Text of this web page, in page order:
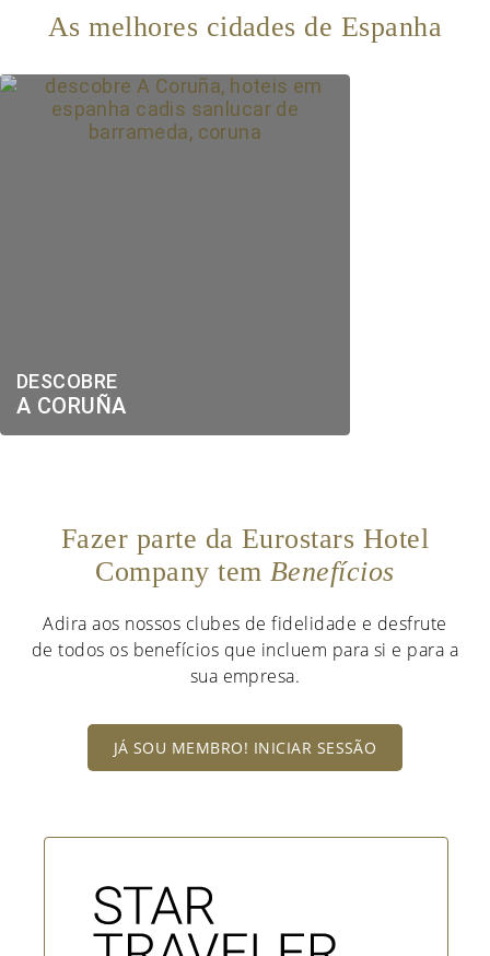
As melhores cidades de Espanha
DESCOBRE
A CORUÑA
Fazer parte da Eurostars Hotel
Company tem Benefícios
Adira aos nossos clubes de fidelidade e desfrute
de todos os benefícios que incluem para si e para a
sua empresa.
JÁ SOU MEMBRO! INICIAR SESSÃO